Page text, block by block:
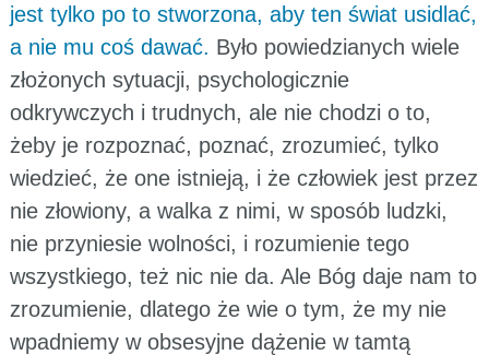
jest tylko po to stworzona, aby ten świat usidlać,
a nie mu coś dawać. Było powiedzianych wiele
złożonych sytuacji, psychologicznie
odkrywczych i trudnych, ale nie chodzi o to,
żeby je rozpoznać, poznać, zrozumieć, tylko
wiedzieć, że one istnieją, i że człowiek jest przez
nie złowiony, a walka z nimi, w sposób ludzki,
nie przyniesie wolności, i rozumienie tego
wszystkiego, też nic nie da. Ale Bóg daje nam to
zrozumienie, dlatego że wie o tym, że my nie
wpadniemy w obsesyjne dążenie w tamtą